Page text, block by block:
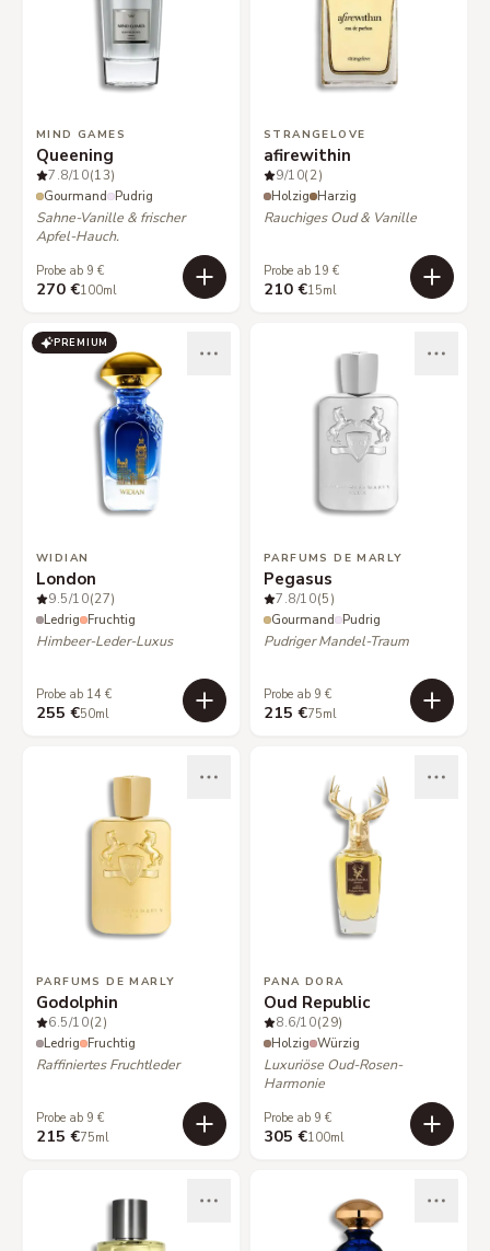
MIND GAMES
Queening
7.8/10(13)
Gourmand Pudrig
Sahne-Vanille & frischer
Apfel-Hauch.
Probe ab 9 €
270 €100ml
STRANGELOVE
afirewithin
9/10(2)
Holzig Harzig
Rauchiges Oud & Vanille
Probe ab 19 €
210 €15ml
PREMIUM
WIDIAN
London
9.5/10(27)
Ledrig Fruchtig
Himbeer-Leder-Luxus
Probe ab 14 €
255 €50ml
PARFUMS DE MARLY
Pegasus
7.8/10(5)
Gourmand Pudrig
Pudriger Mandel-Traum
Probe ab 9 €
215 €75ml
PARFUMS DE MARLY
Godolphin
6.5/10(2)
Ledrig Fruchtig
Raffiniertes Fruchtleder
Probe ab 9 €
215 €75ml
PANA DORA
Oud Republic
8.6/10(29)
Holzig Würzig
Luxuriöse Oud-Rosen-
Harmonie
Probe ab 9 €
305 €100ml